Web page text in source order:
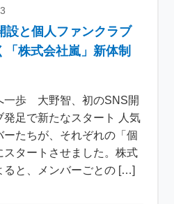
設と個人ファンクラブ
株式会社嵐」新体制
一歩 大野智、初のSNS開
足で新たなスタート 人気
たちが、それぞれの「個
スタートさせました。株式
ると、メンバーごとの […]